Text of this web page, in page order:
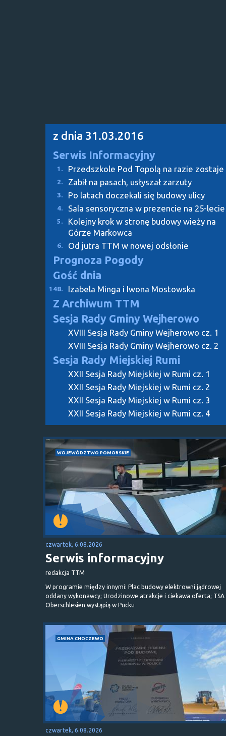
z dnia 31.03.2016
Serwis Informacyjny
1. Przedszkole Pod Topolą na razie zostaje
2. Zabił na pasach, usłyszał zarzuty
3. Po latach doczekali się budowy ulicy
4. Sala sensoryczna w prezencie na 25-lecie
5.
Kolejny krok w stronę budowy wieży na
Górze Markowca
6. Od jutra TTM w nowej odsłonie
Prognoza Pogody
Gość dnia
148. Izabela Minga i Iwona Mostowska
Z Archiwum TTM
Sesja Rady Gminy Wejherowo
XVIII Sesja Rady Gminy Wejherowo cz. 1
XVIII Sesja Rady Gminy Wejherowo cz. 2
Sesja Rady Miejskiej Rumi
XXII Sesja Rady Miejskiej w Rumi cz. 1
XXII Sesja Rady Miejskiej w Rumi cz. 2
XXII Sesja Rady Miejskiej w Rumi cz. 3
XXII Sesja Rady Miejskiej w Rumi cz. 4
WOJEWÓDZTWO POMORSKIE
czwartek, 6.08.2026
Serwis informacyjny
redakcja TTM
W programie między innymi: Plac budowy elektrowni jądrowej
oddany wykonawcy; Urodzinowe atrakcje i ciekawa oferta; TSA
Oberschlesien wystąpią w Pucku
GMINA CHOCZEWO
czwartek, 6.08.2026